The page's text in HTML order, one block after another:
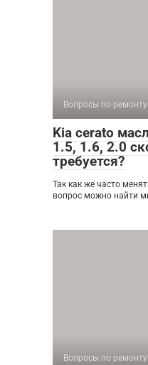
Вопросы по ремонту
Kia cerato
1.5, 1.6, 2.0
требуется?
Так как же часто
вопрос можно найти
Вопросы по ремонту